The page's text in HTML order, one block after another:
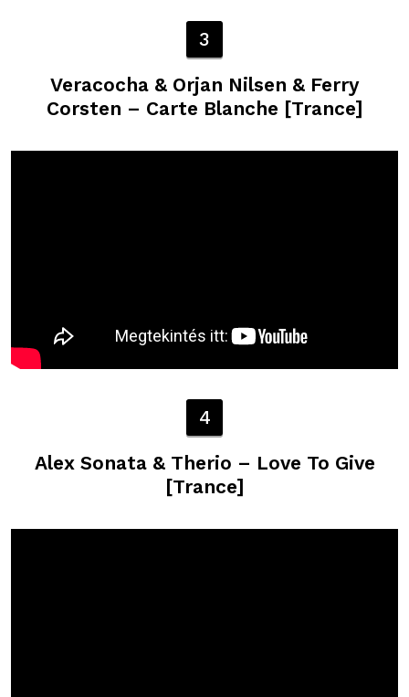
3
Veracocha & Orjan Nilsen & Ferry
Corsten – Carte Blanche [Trance]
4
Alex Sonata & Therio – Love To Give
[Trance]